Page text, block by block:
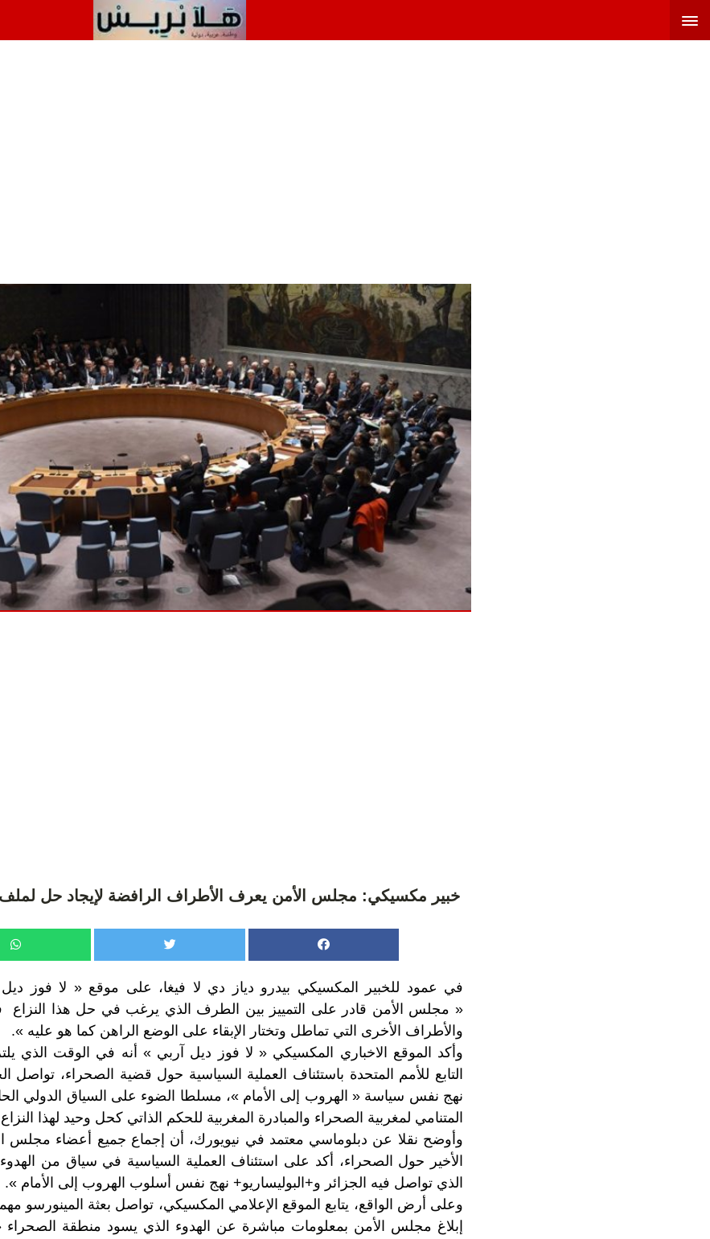
خبير مكسيكي: مجلس الأمن يعرف الأطراف الرافضة لإيجاد حل لملف
في عمود للخبير المكسيكي بيدرو دياز دي لا فيغا، على موقع « لا فوز
« مجلس الأمن قادر على التمييز بين الطرف الذي يرغب في حل هذا النزاع
والأطراف الأخرى التي تماطل وتختار الإبقاء على الوضع الراهن كما هو عليه ».
وأكد الموقع الاخباري المكسيكي « لا فوز ديل آربي » أنه في الوقت الذي
التابع للأمم المتحدة باستئناف العملية السياسية حول قضية الصحراء، تواصل
نهج نفس سياسة « الهروب إلى الأمام »، مسلطا الضوء على السياق الدولي
المتنامي لمغربية الصحراء والمبادرة المغربية للحكم الذاتي كحل وحيد لهذا
وأوضح نقلا عن دبلوماسي معتمد في نيويورك، أن إجماع جميع أعضاء مجلس
الأخير حول الصحراء، أكد على استئناف العملية السياسية في سياق من
الذي تواصل فيه الجزائر و+البوليساريو+ نهج نفس أسلوب الهروب إلى الأمام ».
وعلى أرض الواقع، يتابع الموقع الإعلامي المكسيكي، تواصل بعثة المينورسو
إبلاغ مجلس الأمن بمعلومات مباشرة عن الهدوء الذي يسود منطقة